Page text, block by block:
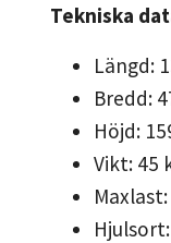
Tekniska
Längd:
Bredd:
Höjd:
Vikt: 45